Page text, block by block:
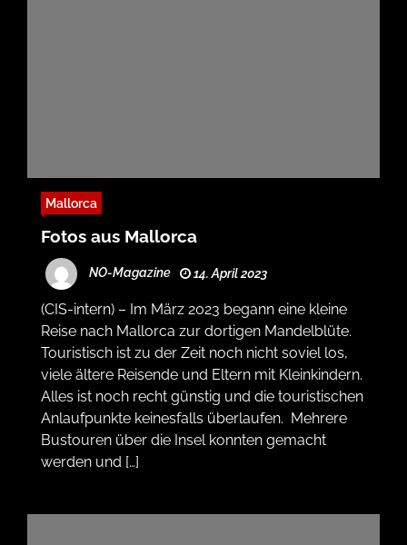
Mallorca
Fotos aus Mallorca
NO-Magazine 14. April 2023
(CIS-intern) – Im März 2023 begann eine kleine
Reise nach Mallorca zur dortigen Mandelblüte.
Touristisch ist zu der Zeit noch nicht soviel los,
viele ältere Reisende und Eltern mit Kleinkindern.
Alles ist noch recht günstig und die touristischen
Anlaufpunkte keinesfalls überlaufen. Mehrere
Bustouren über die Insel konnten gemacht
werden und […]